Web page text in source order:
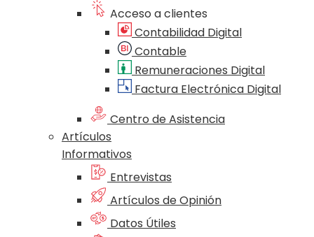
Acceso a clientes
Contabilidad Digital
Contable
Remuneraciones Digital
Factura Electrónica Digital
Centro de Asistencia
Artículos
Informativos
Entrevistas
Artículos de Opinión
Datos Útiles